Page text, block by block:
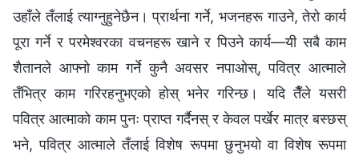
उहाँले तँलाई त्याग्‍नुहुनेछैन। प्रार्थना गर्ने, भजनहरू गाउने, तेरो कार्य
पूरा गर्ने र परमेश्‍वरका वचनहरू खाने र पिउने कार्य—यी सबै काम
शैतानले आफ्‍नो काम गर्ने कुनै अवसर नपाओस्, पवित्र आत्माले
तँभित्र काम गरिरहनुभएको होस् भनेर गरिन्छ। यदि तैँले यसरी
पवित्र आत्माको काम पुनः प्राप्त गर्दैनस् र केवल पर्खेर मात्र बस्छस्
भने, पवित्र आत्माले तँलाई विशेष रूपमा छुनुभयो वा विशेष रूपमा